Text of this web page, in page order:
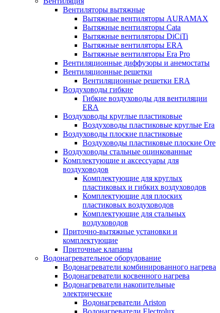
Вентиляторы вытяжные
Вытяжные вентиляторы AURAMAX
Вытяжные вентиляторы Cata
Вытяжные вентиляторы DiCiTi
Вытяжные вентиляторы ERA
Вытяжные вентиляторы Era Pro
Вентиляционные диффузоры и анемостаты
Вентиляционные решетки
Вентиляционные решетки ERA
Воздуховоды гибкие
Гибкие воздуховоды для вентиляции
ERA
Воздуховоды круглые пластиковые
Воздуховоды пластиковые круглые Era
Воздуховоды плоские пластиковые
Воздуховоды пластиковые плоские Ore
Воздуховоды стальные оцинкованные
Комплектующие и аксессуары для
воздуховодов
Комплектующие для круглых
пластиковых и гибких воздуховодов
Комплектующие для плоских
пластиковых воздуховодов
Комплектующие для стальных
воздуховодов
Приточно-вытяжные установки и
комплектующие
Приточные клапаны
Водонагревательное оборудование
Водонагреватели комбинированного нагрева
Водонагреватели косвенного нагрева
Водонагреватели накопительные
электрические
Водонагреватели Ariston